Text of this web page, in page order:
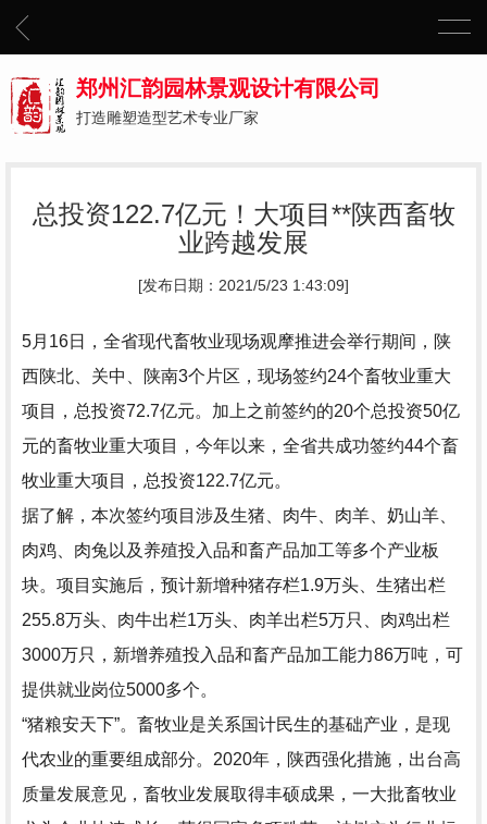
郑州汇韵园林景观设计有限公司
打造雕塑造型艺术专业厂家
总投资122.7亿元！大项目**陕西畜牧
业跨越发展
[发布日期：2021/5/23 1:43:09]
5月16日，全省现代畜牧业现场观摩推进会举行期间，陕
西陕北、关中、陕南3个片区，现场签约24个畜牧业重大
项目，总投资72.7亿元。加上之前签约的20个总投资50亿
元的畜牧业重大项目，今年以来，全省共成功签约44个畜
牧业重大项目，总投资122.7亿元。
据了解，本次签约项目涉及生猪、肉牛、肉羊、奶山羊、
肉鸡、肉兔以及养殖投入品和畜产品加工等多个产业板
块。项目实施后，预计新增种猪存栏1.9万头、生猪出栏
255.8万头、肉牛出栏1万头、肉羊出栏5万只、肉鸡出栏
3000万只，新增养殖投入品和畜产品加工能力86万吨，可
提供就业岗位5000多个。
“猪粮安天下”。畜牧业是关系国计民生的基础产业，是现
代农业的重要组成部分。2020年，陕西强化措施，出台高
质量发展意见，畜牧业发展取得丰硕成果，一大批畜牧业